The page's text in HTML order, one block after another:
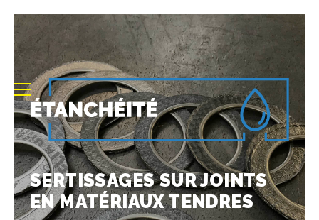
SERTISSAGES SUR JOINTS
EN MATÉRIAUX TENDRES